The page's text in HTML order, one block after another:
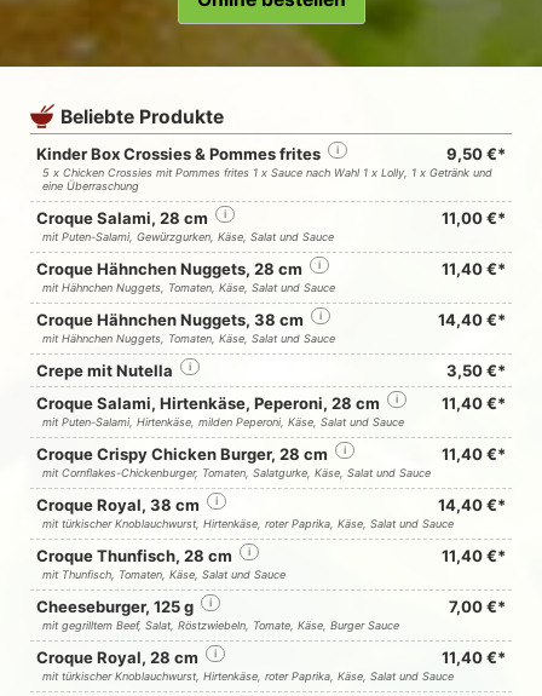
Beliebte Produkte
Kinder Box Crossies & Pommes frites i 9,50 €*
5 x Chicken Crossies mit Pommes frites 1 x Sauce nach Wahl 1 x Lolly, 1 x Getränk und
eine Überraschung
Croque Salami, 28 cm i 11,00 €*
mit Puten-Salami, Gewürzgurken, Käse, Salat und Sauce
Croque Hähnchen Nuggets, 28 cm i 11,40 €*
mit Hähnchen Nuggets, Tomaten, Käse, Salat und Sauce
Croque Hähnchen Nuggets, 38 cm i 14,40 €*
mit Hähnchen Nuggets, Tomaten, Käse, Salat und Sauce
Crepe mit Nutella i
3,50 €*
Croque Salami, Hirtenkäse, Peperoni, 28 cm
i 11,40 €*
mit Puten-Salami, Hirtenkäse, milden Peperoni, Käse, Salat und Sauce
Croque Crispy Chicken Burger, 28 cm i 11,40 €*
mit Cornflakes-Chickenburger, Tomaten, Salatgurke, Käse, Salat und Sauce
Croque Royal, 38 cm i 14,40 €*
mit türkischer Knoblauchwurst, Hirtenkäse, roter Paprika, Käse, Salat und Sauce
Croque Thunfisch, 28 cm i 11,40 €*
mit Thunfisch, Tomaten, Käse, Salat und Sauce
Cheeseburger, 125 g i 7,00 €*
mit gegrilltem Beef, Salat, Röstzwiebeln, Tomate, Käse, Burger Sauce
Croque Royal, 28 cm i 11,40 €*
mit türkischer Knoblauchwurst, Hirtenkäse, roter Paprika, Käse, Salat und Sauce